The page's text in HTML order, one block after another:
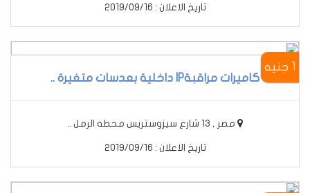
تاريخ الاعلان : 2019/09/16
1 جنيه
كاميرات مراقبةIP داخلية بعدسات متغيرة ..
مصر , 13 شارع سيزوستريس محطه الرمل ..
تاريخ الاعلان : 2019/09/16